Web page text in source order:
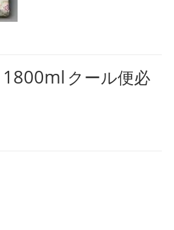
1800ml クール便必